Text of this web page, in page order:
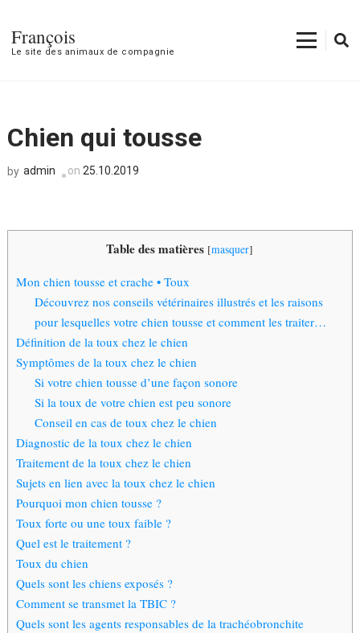
François
Le site des animaux de compagnie
Chien qui tousse
by admin on 25.10.2019
Table des matières [masquer]
Mon chien tousse et crache • Toux
Découvrez nos conseils vétérinaires illustrés et les raisons
pour lesquelles votre chien tousse et comment les traiter…
Définition de la toux chez le chien
Symptômes de la toux chez le chien
Si votre chien tousse d’une façon sonore
Si la toux de votre chien est peu sonore
Conseil en cas de toux chez le chien
Diagnostic de la toux chez le chien
Traitement de la toux chez le chien
Sujets en lien avec la toux chez le chien
Pourquoi mon chien tousse ?
Toux forte ou une toux faible ?
Quel est le traitement ?
Toux du chien
Quels sont les chiens exposés ?
Comment se transmet la TBIC ?
Quels sont les agents responsables de la trachéobronchite